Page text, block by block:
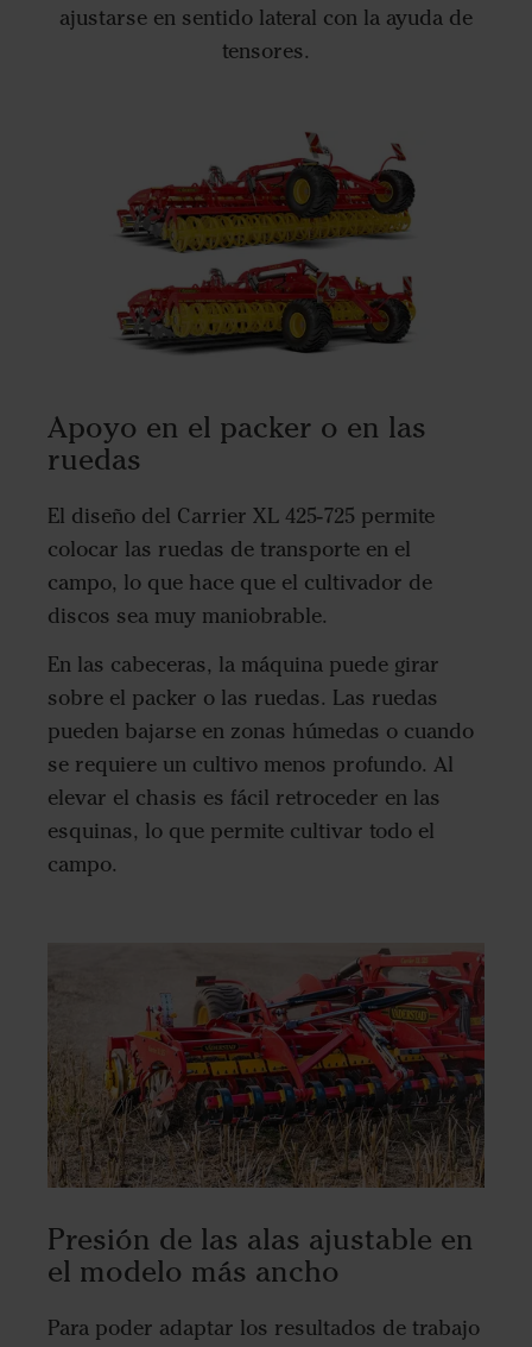
ajustarse en sentido lateral con la ayuda de
tensores.
Apoyo en el packer o en las
ruedas
El diseño del Carrier XL 425-725 permite
colocar las ruedas de transporte en el
campo, lo que hace que el cultivador de
discos sea muy maniobrable.
En las cabeceras, la máquina puede girar
sobre el packer o las ruedas. Las ruedas
pueden bajarse en zonas húmedas o cuando
se requiere un cultivo menos profundo. Al
elevar el chasis es fácil retroceder en las
esquinas, lo que permite cultivar todo el
campo.
Presión de las alas ajustable en
el modelo más ancho
Para poder adaptar los resultados de trabajo